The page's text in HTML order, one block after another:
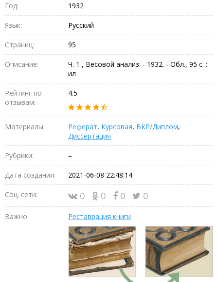
Год: 1932
Язык: Русский
Страниц: 95
Описание:
Ч. 1 , Весовой анализ. - 1932. - Обл., 95 с. :
ил
Рейтинг по
отзывам:
4.5
Материалы: Реферат, Курсовая, ВКР/Диплом,
Диссертация
Рубрики: –
Дата создания: 2021-06-08 22:48:14
Соц. сети: 0 0 0 0
Важно Реставрация книги